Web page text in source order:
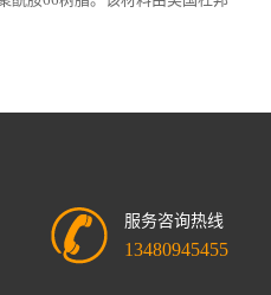
服务咨询热线
13480945455